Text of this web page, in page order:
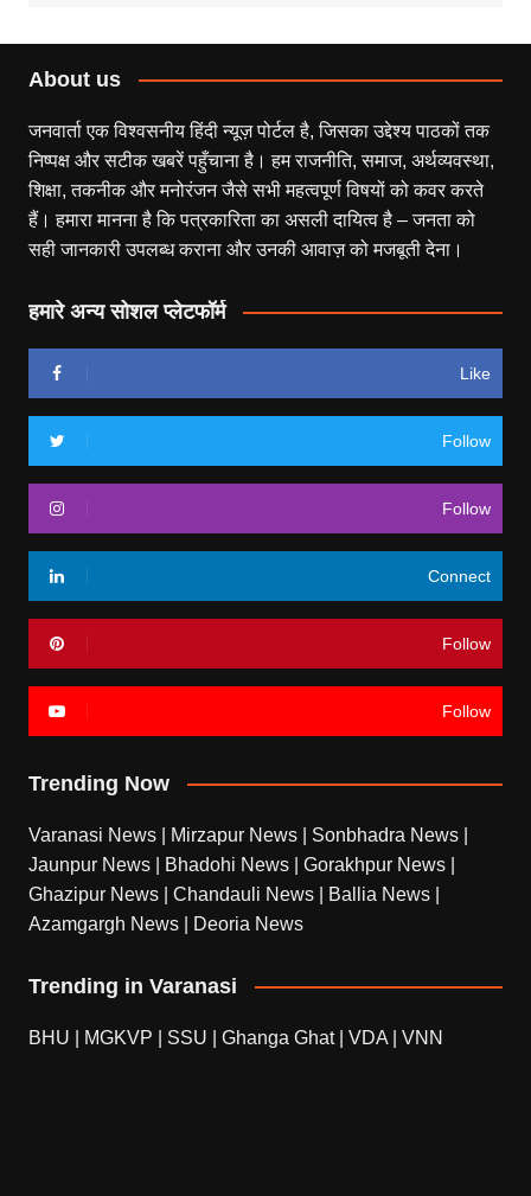
About us
जनवार्ता एक विश्वसनीय हिंदी न्यूज़ पोर्टल है, जिसका उद्देश्य पाठकों तक
निष्पक्ष और सटीक खबरें पहुँचाना है। हम राजनीति, समाज, अर्थव्यवस्था,
शिक्षा, तकनीक और मनोरंजन जैसे सभी महत्वपूर्ण विषयों को कवर करते
हैं। हमारा मानना है कि पत्रकारिता का असली दायित्व है – जनता को
सही जानकारी उपलब्ध कराना और उनकी आवाज़ को मजबूती देना।
हमारे अन्य सोशल प्लेटफॉर्म
Like
Follow
Follow
Connect
Follow
Follow
Trending Now
Varanasi News Mirzapur News Sonbhadra News
Jaunpur News
Bhadohi News Gorakhpur News
Ghazipur News
Chandauli News Ballia News
Azamgargh News
Deoria News
Trending in Varanasi
BHU MGKVP SSU Ghanga Ghat| VDA VNN